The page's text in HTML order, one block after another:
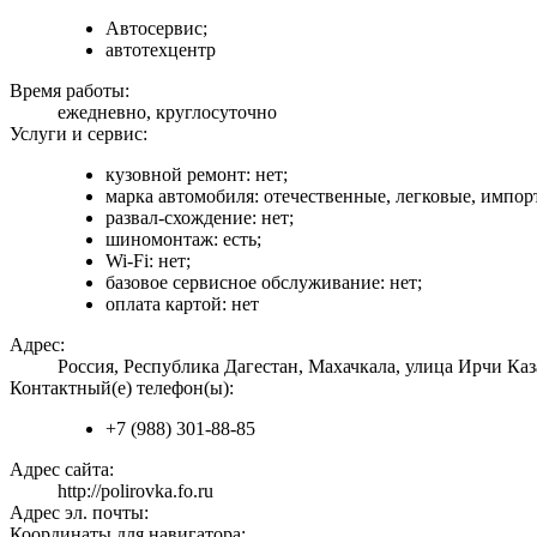
Автосервис;
автотехцентр
Время работы:
ежедневно, круглосуточно
Услуги и сервис:
кузовной ремонт: нет;
марка автомобиля: отечественные, легковые,
развал-схождение: нет;
шиномонтаж: есть;
Wi-Fi: нет;
базовое сервисное обслуживание: нет;
оплата картой: нет
Адрес:
Россия, Республика Дагестан, Махачкала, улица Ирчи
Контактный(е) телефон(ы):
+7 (988) 301-88-85
Адрес сайта:
http://polirovka.fo.ru
Адрес эл. почты: